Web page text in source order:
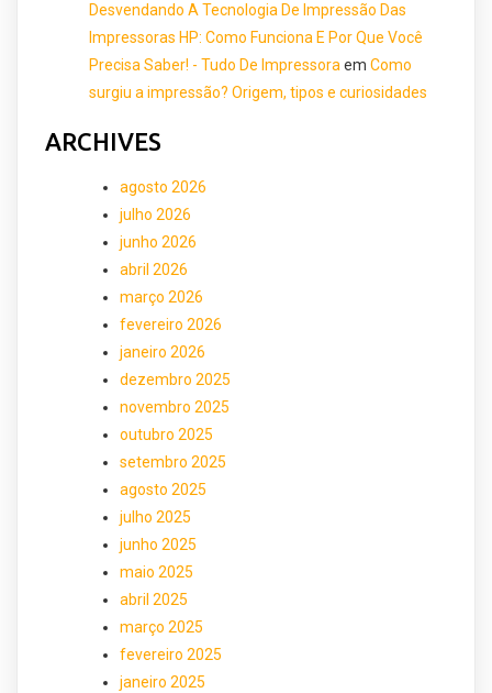
Desvendando A Tecnologia De Impressão Das
Impressoras HP: Como Funciona E Por Que Você
Precisa Saber! - Tudo De Impressora em Como
surgiu a impressão? Origem, tipos e curiosidades
ARCHIVES
agosto 2026
julho 2026
junho 2026
abril 2026
março 2026
fevereiro 2026
janeiro 2026
dezembro 2025
novembro 2025
outubro 2025
setembro 2025
agosto 2025
julho 2025
junho 2025
maio 2025
abril 2025
março 2025
fevereiro 2025
janeiro 2025